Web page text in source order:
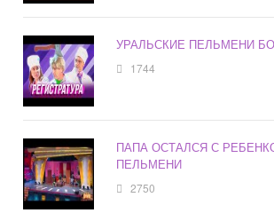
УРАЛЬСКИЕ ПЕЛЬМЕНИ
1744
ПАПА ОСТАЛСЯ С
ПЕЛЬМЕНИ
2750